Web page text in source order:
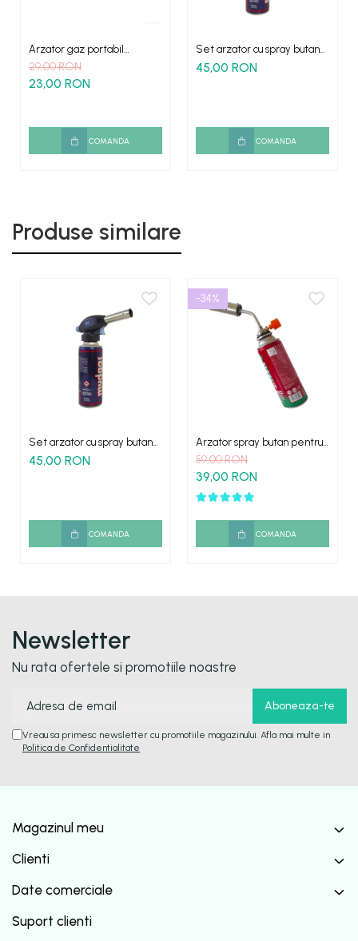
Arzator gaz portabil
aprindere piezo FLAME
29,00 RON
23,00 RON
COMANDA
Set arzator cu spray butan
multifunctional
45,00 RON
COMANDA
Produse similare
Set arzator cu spray butan
multifunctional
45,00 RON
COMANDA
-34%
Arzator spray butan pentru
camping
59,00 RON
39,00 RON
COMANDA
Newsletter
Nu rata ofertele si promotiile noastre
Vreau sa primesc newsletter cu promotiile magazinului. Afla mai multe in
Politica de Confidentialitate
Magazinul meu
Clienti
Date comerciale
Suport clienti